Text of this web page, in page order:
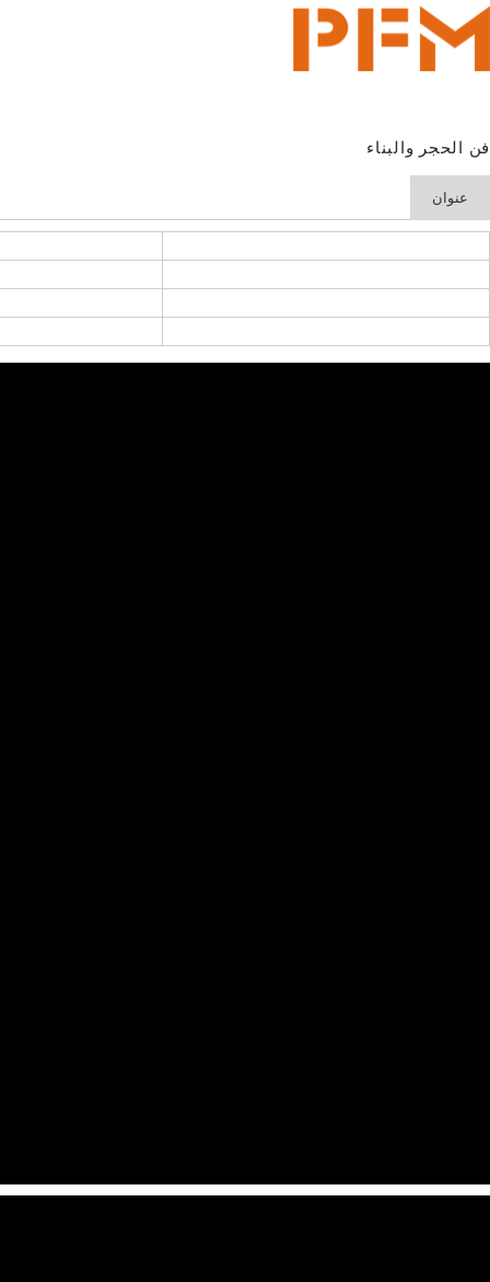
فن الحجر والبناء
عنوان